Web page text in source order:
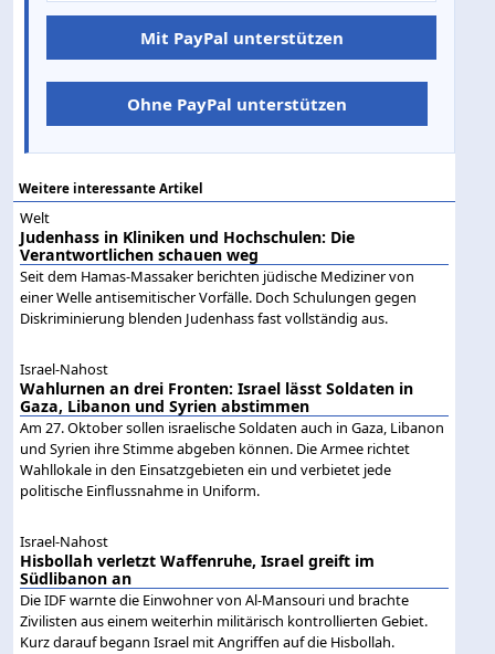
Mit PayPal unterstützen
Ohne PayPal unterstützen
Weitere interessante Artikel
Welt
Judenhass in Kliniken und Hochschulen: Die
Verantwortlichen schauen weg
Seit dem Hamas-Massaker berichten jüdische Mediziner von
einer Welle antisemitischer Vorfälle. Doch Schulungen gegen
Diskriminierung blenden Judenhass fast vollständig aus.
Israel-Nahost
Wahlurnen an drei Fronten: Israel lässt Soldaten in
Gaza, Libanon und Syrien abstimmen
Am 27. Oktober sollen israelische Soldaten auch in Gaza, Libanon
und Syrien ihre Stimme abgeben können. Die Armee richtet
Wahllokale in den Einsatzgebieten ein und verbietet jede
politische Einflussnahme in Uniform.
Israel-Nahost
Hisbollah verletzt Waffenruhe, Israel greift im
Südlibanon an
Die IDF warnte die Einwohner von Al-Mansouri und brachte
Zivilisten aus einem weiterhin militärisch kontrollierten Gebiet.
Kurz darauf begann Israel mit Angriffen auf die Hisbollah.